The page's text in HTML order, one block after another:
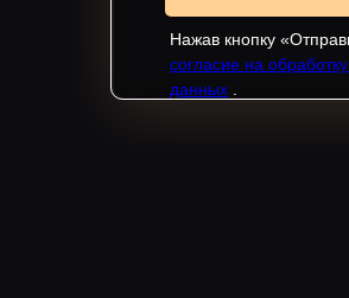
Нажав кнопку
согласие на
данных